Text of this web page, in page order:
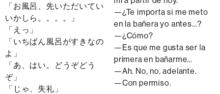
「お風呂、先いただいてい
いかしら。。。。」
「えっ」
「いちばん風呂がすきなの
よ」
「あ、はい。どうぞどう
ぞ」
「じゃ、失礼」
—¿Te importa si me meto
en la bañera yo antes…?
—¿Cómo?
—Es que me gusta ser la
primera en bañarme…
—Ah. No, no, adelante.
—Con permiso.